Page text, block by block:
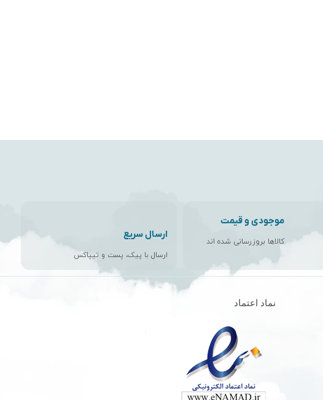
موجودی و قیمت
کالاها بروزرسانی شده اند
ارسال سریع
ارسال با پیک، پست و تیپاکس
نماد اعتماد